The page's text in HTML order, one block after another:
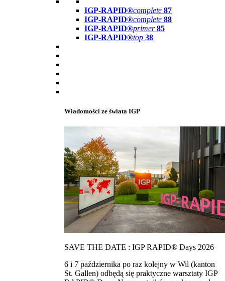
IGP-RAPID®complete 87
IGP-RAPID®complete 88
IGP-RAPID®primer 85
IGP-RAPID®top 38
Wiadomości ze świata IGP
SAVE THE DATE : IGP RAPID® Days 2026
6 i 7 października po raz kolejny w Wil (kanton
St. Gallen) odbędą się praktyczne warsztaty IGP